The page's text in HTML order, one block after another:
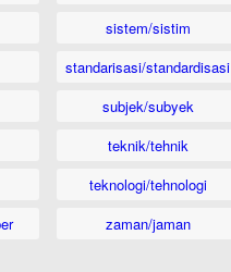
sistem/sistim
standarisasi/standardisasi
subjek/subyek
teknik/tehnik
teknologi/tehnologi
zaman/jaman